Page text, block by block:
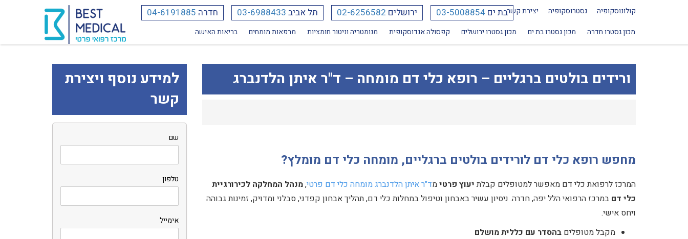
קולונוסקופיה גסטרוסקופיה יצירת קשר חדרה 04-6191885 תל אביב 03-6988433 ירושלים 02-6256582 בת ים 03-5008854
מכון גסטרו חדרה מכון גסטרו בת ים מכון גסטרו ירושלים קפסולה אנדוסקופית מנומטריה וניטור חומציות מרפאות מומחים בריאות האישה
ורידים בולטים ברגליים – רופא כלי דם מומחה – ד"ר איתן הלדנברג
מחפש רופא כלי דם לורידים בולטים ברגליים, מומחה כלי דם מומלץ?
המרכז לרפואת כלי דם מאפשר למטופלים קבלתיעוץ פרטימד"ר איתן הלדנברג מומחה כלי דם פרטי,מנהל המחלקה לכירורגיית
כלי דם במרכז הרפואי הלל יפה, חדרה. ניסיון עשיר באבחון וטיפול במחלות כלי דם, תהליך אבחון קפדני, סבלני ומדויק, זמינות גבוהה
ויחס אישי.
מקבל מטופלים בהסדר עם כללית מושלם
למידע נוסף ויצירת
קשר
שם
טלפון
אימייל